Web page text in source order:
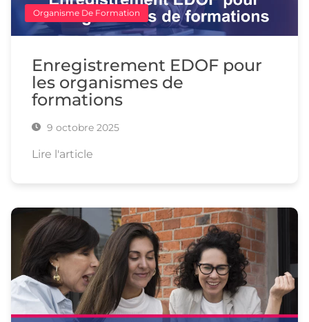
Organisme De Formation
Enregistrement EDOF pour
les organismes de
formations
9 octobre 2025
Lire l'article